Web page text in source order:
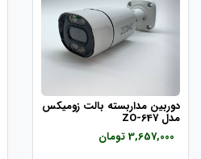
دوربین مداربسته بالت زومیکس
مدل ZO-647
3,657,000 تومان